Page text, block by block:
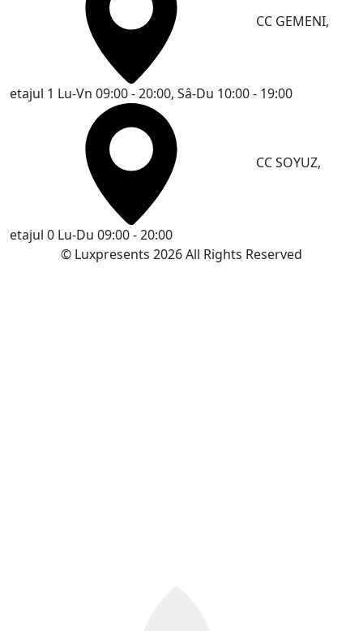
CC GEMENI,
etajul 1 Lu-Vn 09:00 - 20:00, Sâ-Du 10:00 - 19:00
CC SOYUZ,
etajul 0 Lu-Du 09:00 - 20:00
© Luxpresents 2026 All Rights Reserved